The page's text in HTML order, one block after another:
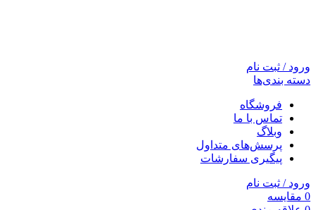
ورود / ثبت نام
دسته بندی‌ها
فروشگاه
تماس با ما
وبلاگ
پرسش‌های متداول
پیگیری سفارشات
ورود / ثبت نام
0 مقایسه